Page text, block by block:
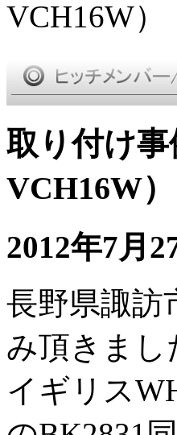
VCH16W）
取り付け
VCH16W）
2012年7月
長野県諏訪
み頂きまし
イギリス